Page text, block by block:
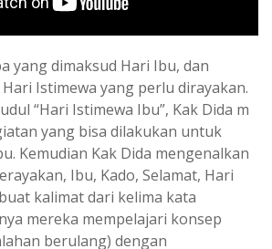
yang dimaksud Hari Ibu, dan
Istimewa yang perlu dirayakan.
“Hari Istimewa Ibu”, Kak Dida m
yang bisa dilakukan untuk
Kemudian Kak Dida mengenalkan
Ibu, Kado, Selamat, Hari
kalimat dari kelima kata
mereka mempelajari konsep
berulang) dengan